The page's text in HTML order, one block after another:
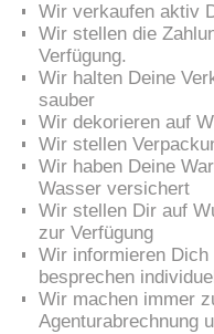
Wir verkaufen aktiv
Wir stellen die
Verfügung.
Wir halten Deine
sauber
Wir dekorieren auf
Wir stellen
Wir haben Deine
Wasser versichert
Wir stellen Dir auf
zur Verfügung
Wir informieren Dich
besprechen
Wir machen immer
Agenturabrechnung